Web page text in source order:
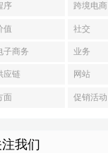
序 跨境电商
值 社交
子商务 业务
应链 网站
面 促销活动
我们